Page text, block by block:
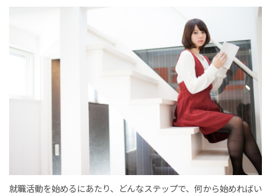
就職活動を始めるにあたり、どんなステップで、何から始めればい